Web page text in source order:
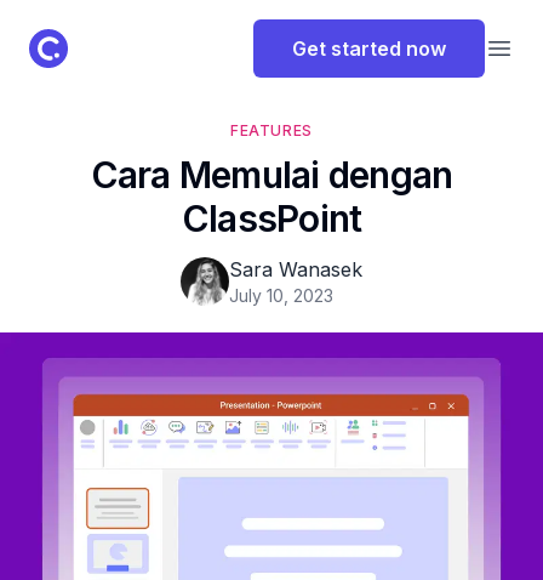
ClassPoint Logo Get started now
FEATURES
Cara Memulai dengan
ClassPoint
Sara Wanasek
July 10, 2023